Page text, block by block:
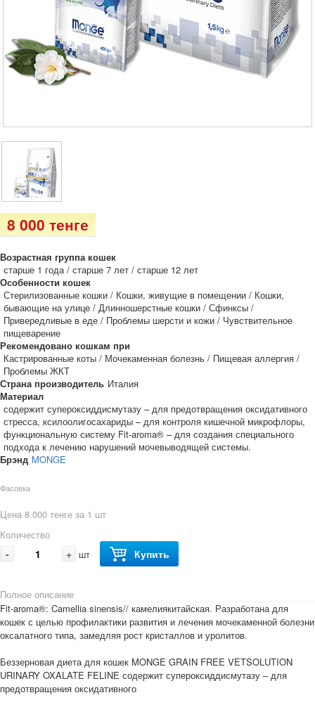
8 000 тенге
Возрастная группа кошек
старше 1 года / старше 7 лет / старше 12 лет
Особенности кошек
Стерилизованные кошки / Кошки, живущие в помещении / Кошки,
бывающие на улице / Длинношерстные кошки / Сфинксы /
Привередливые в еде / Проблемы шерсти и кожи / Чувствительное
пищеварение
Рекомендовано кошкам при
Кастрированные коты / Мочекаменная болезнь / Пищевая аллергия /
Проблемы ЖКТ
Страна производитель Италия
Материал
содержит супероксиддисмутазу – для предотвращения оксидативного
стресса, ксилоолигосахариды – для контроля кишечной микрофлоры,
функциональную систему Fit-aroma® – для создания специального
подхода к лечению нарушений мочевыводящей системы.
Брэнд MONGE
Фасовка
Цена 8 000 тенге за 1 шт
Количество
- + шт Купить
Полное описание
Fit-aroma®: Camellia sinensis// камелиякитайская. Разработана для
кошек с целью профилактики развития и лечения мочекаменной болезни
оксалатного типа, замедляя рост кристаллов и уролитов.
Беззерновая диета для кошек MONGE GRAIN FREE VETSOLUTION
URINARY OXALATE FELINE содержит супероксиддисмутазу – для
предотвращения оксидативного